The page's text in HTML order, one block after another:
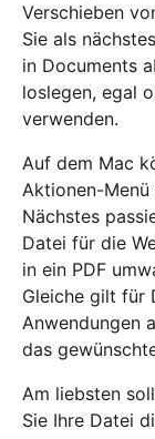
Verschieben
Sie als
in Documents
loslegen, egal
verwenden.
Auf dem Mac
Aktionen-
Nächstes
Datei für die
in ein PDF
Gleiche gilt für
Anwendungen
das
Am liebsten
Sie Ihre Datei